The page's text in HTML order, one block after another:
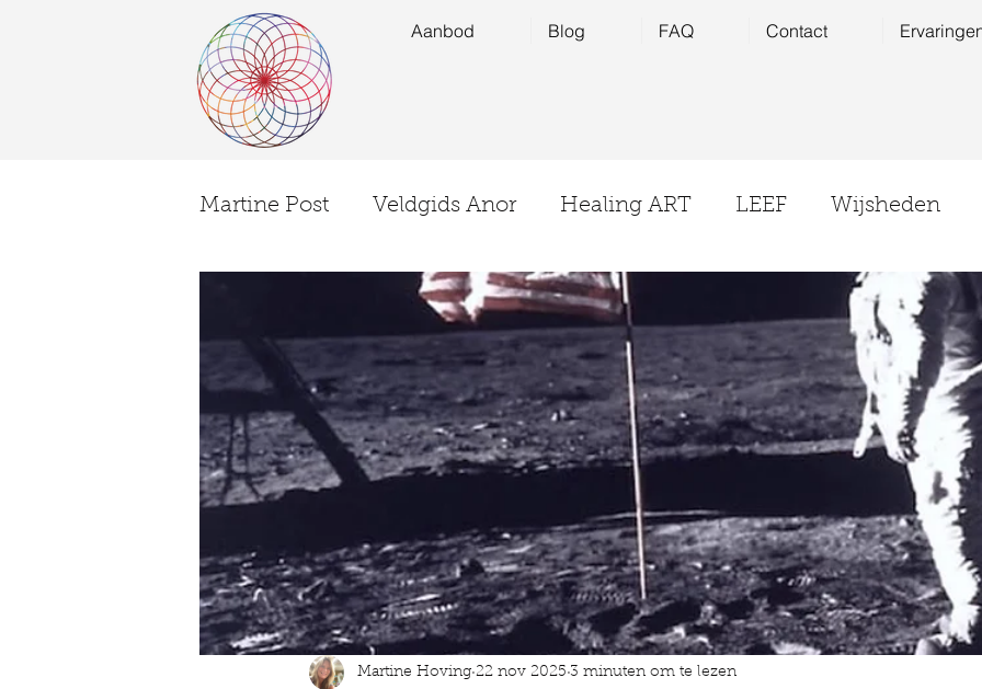
Aanbod Blog FAQ Contact
Martine Post Veldgids Anor Healing ART LEEF Wijsheden
EVENT energetische huisreiniging
Martine Hoving 22 nov 2025 3 minuten om te lezen